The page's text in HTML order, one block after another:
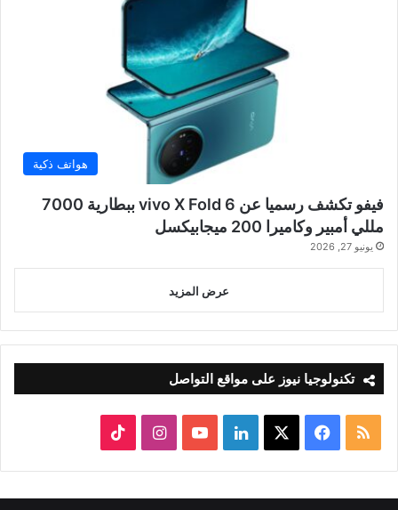
هواتف ذكية
فيفو تكشف رسميا عن vivo X Fold 6 ببطارية 7000
مللي أمبير وكاميرا 200 ميجابيكسل
يونيو 27, 2026
عرض المزيد
تكنولوجيا نيوز على مواقع التواصل
ملخص
الموقع
RSS
فيسبوك لينكدإن‫YouTubeانستقرام